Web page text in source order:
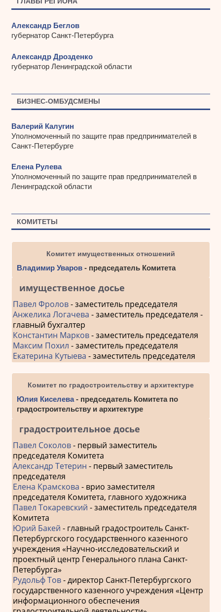
Александр Беглов
губернатор Санкт-Петербурга
Александр Дрозденко
губернатор Ленинградской области
БИЗНЕС-ОМБУДСМЕНЫ
Валерий Калугин
Уполномоченный по защите прав предпринимателей в
Санкт-Петербурге
Елена Рулева
Уполномоченный по защите прав предпринимателей в
Ленинградской области
КОМИТЕТЫ
Комитет имущественных отношений
Владимир Уваров- председатель Комитета
имущественное досье
Павел Фролов- заместитель председателя
Анжелика Логачева - заместитель председателя -
главный бухгалтер
Константин Марков- заместитель председателя
Максим Похил - заместитель председателя
Екатерина Кутыева - заместитель председателя
Комитет по градостроительству и архитектуре
Юлия Киселева- председатель Комитета по
градостроительству и архитектуре
градостроительное досье
Павел Соколов- первый заместитель
председателя Комитета
Александр Тетерин - первый заместитель
председателя
Елена Крамскова - врио заместителя
председателя Комитета, главного художника
Павел Токаревский - заместитель председателя
Комитета
Юрий Бакей - главный градостроитель Санкт-
Петербургского государственного казенного
учреждения «Научно-исследовательский и
проектный центр Генерального плана Санкт-
Петербурга»
Рудольф Тов- директор Санкт-Петербургского
государственного казенного учреждения «Центр
информационного обеспечения